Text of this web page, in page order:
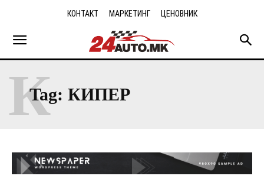
КОНТАКТ МАРКЕТИНГ ЦЕНОВНИК
Tag: КИПЕР
К